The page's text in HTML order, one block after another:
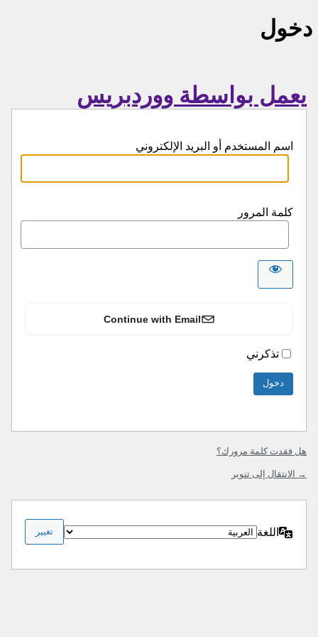
دخول
يعمل بواسطة ووردبريس
اسم المستخدم أو البريد الإلكتروني
كلمة المرور
Continue with Email
تذكرني
هل فقدت كلمة مرورك؟
→ الانتقال إلى تنوير
اللغة